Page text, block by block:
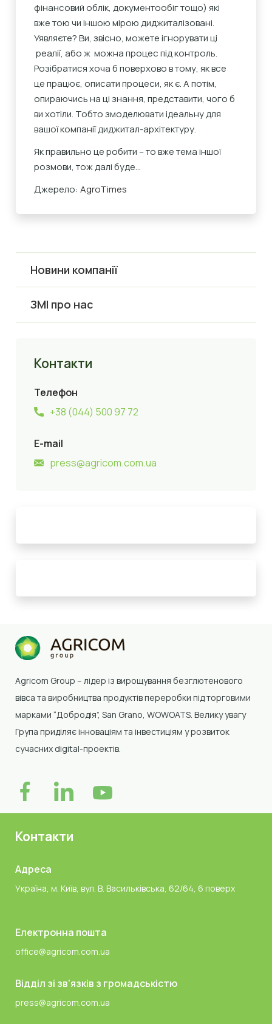
фінансовий облік, документообіг тощо) які
вже тою чи іншою мірою диджиталізовані.
Уявляєте? Ви, звісно, можете ігнорувати ці
реалії, або ж можна процес під контроль.
Розібратися хоча б поверхово в тому, як все
це працює, описати процеси, як є. А потім,
опираючись на ці знання, представити, чого б
ви хотіли. Тобто змоделювати ідеальну для
вашої компанії диджитал-архітектуру.
Як правильно це робити – то вже тема іншої
розмови, тож далі буде…
Джерело:AgroTimes
Новини компанії
ЗМІ про нас
Контакти
Телефон
+38 (044) 500 97 72
E-mail
press@agricom.com.ua
Agricom Group – лідер із вирощування безглютенового
вівса та виробництва продуктів переробки під торговими
марками “Добродія”, San Grano, WOWOATS Велику увагу
Група приділяє інноваціям та інвестиціям у розвиток
сучасних digital-проектів.
Контакти
Адреса
Україна, м. Київ, вул. В. Васильківська, 62/64, 6 поверх
Електронна пошта
office@agricom.com.ua
Відділ зі зв'язків з громадськістю
press@agricom.com.ua